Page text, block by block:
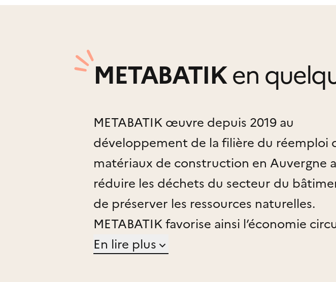
METABATIKen
METABATIK œuvre depuis 2019 au
développement de la filière du réemploi
matériaux de construction en Auvergne
réduire les déchets du secteur du
de préserver les ressources naturelles.
METABATIK favorise ainsi l’économie
et une consommation responsable
En lire plus